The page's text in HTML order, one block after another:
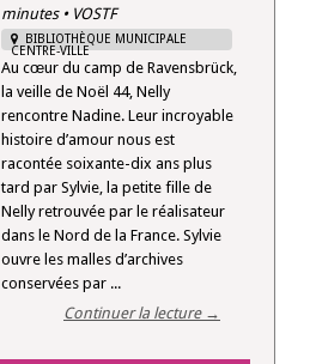
minutes • VOSTF
BIBLIOTHÈQUE MUNICIPALE
CENTRE-VILLE
Au cœur du camp de Ravensbrück,
la veille de Noël 44, Nelly
rencontre Nadine. Leur incroyable
histoire d’amour nous est
racontée soixante-dix ans plus
tard par Sylvie, la petite fille de
Nelly retrouvée par le réalisateur
dans le Nord de la France. Sylvie
ouvre les malles d’archives
conservées par ...
Continuer la lecture →